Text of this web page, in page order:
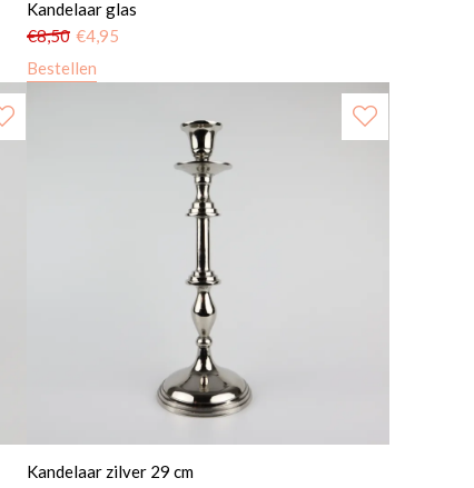
Kandelaar glas
€8,50 €4,95
Bestellen
Kandelaar zilver 29 cm